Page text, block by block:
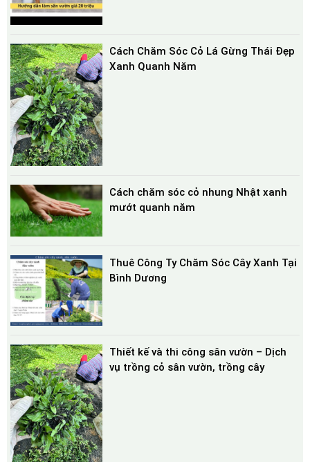
Cách Chăm Sóc Cỏ Lá Gừng Thái Đẹp
Xanh Quanh Năm
Cách chăm sóc cỏ nhung Nhật xanh
mướt quanh năm
Thuê Công Ty Chăm Sóc Cây Xanh Tại
Bình Dương
Thiết kế và thi công sân vườn – Dịch
vụ trồng cỏ sân vườn, trồng cây